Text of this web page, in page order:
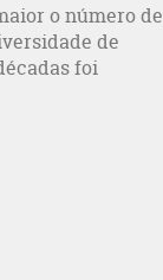
o número de
de
foi